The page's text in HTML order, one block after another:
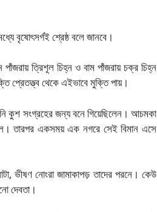
বৃষোৎসর্গই শ্রেষ্ঠ বলে জানবে।
ত্রিশূল চিহ্ন ও বাম পাঁজরায় চক্র চিহ্ন
প্রেতত্ত্ব থেকে এইভাবে মুক্তি পায়।
কুশ সংগ্রহের জন্য বনে গিয়েছিলেন। আচমকা
তারপর একসময় এক নগরে সেই বিমান এসে
ভীষণ নোংরা জামাকাপড় তাদের পরনে। কেউ
দেবতা।